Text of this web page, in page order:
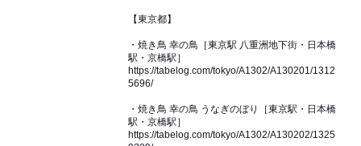
【東京都】
・焼き鳥 幸の鳥［東京駅 八重洲地下街・日本橋
駅・京橋駅］
https://tabelog.com/tokyo/A1302/A130201/1312
5696/
・焼き鳥 幸の鳥 うなぎのぼり［東京駅・日本橋
駅・京橋駅］
https://tabelog.com/tokyo/A1302/A130202/1325